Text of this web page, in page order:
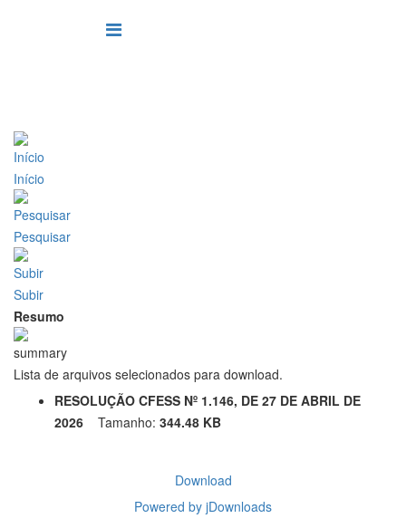
Início
Pesquisar
Subir
Resumo
Lista de arquivos selecionados para download.
RESOLUÇÃO CFESS Nº 1.146, DE 27 DE ABRIL DE
2026 Tamanho: 344.48 KB
Download
Powered by jDownloads